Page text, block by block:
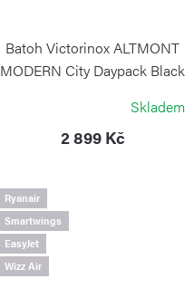
Batoh Victorinox ALTMONT
MODERN City Daypack Black
Skladem
2 899 Kč
Ryanair
Smartwings
EasyJet
Wizz Air